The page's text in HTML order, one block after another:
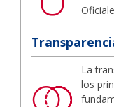
La
los